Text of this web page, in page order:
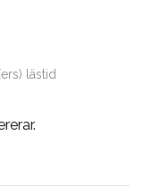
lästid